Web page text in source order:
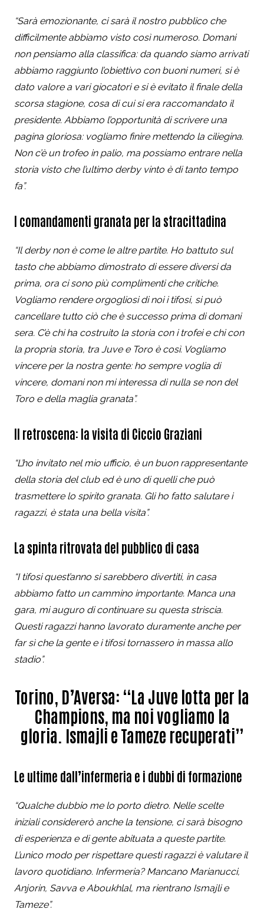
“Sarà emozionante, ci sarà il nostro pubblico che
difficilmente abbiamo visto così numeroso. Domani
non pensiamo alla classifica: da quando siamo arrivati
abbiamo raggiunto l’obiettivo con buoni numeri, si è
dato valore a vari giocatori e si è evitato il finale della
scorsa stagione, cosa di cui si era raccomandato il
presidente. Abbiamo l’opportunità di scrivere una
pagina gloriosa: vogliamo finire mettendo la ciliegina.
Non c’è un trofeo in palio, ma possiamo entrare nella
storia visto che l’ultimo derby vinto è di tanto tempo
fa”.
I comandamenti granata per la stracittadina
“Il derby non è come le altre partite. Ho battuto sul
tasto che abbiamo dimostrato di essere diversi da
prima, ora ci sono più complimenti che critiche.
Vogliamo rendere orgogliosi di noi i tifosi, si può
cancellare tutto ciò che è successo prima di domani
sera. C’è chi ha costruito la storia con i trofei e chi con
la propria storia, tra Juve e Toro è così. Vogliamo
vincere per la nostra gente: ho sempre voglia di
vincere, domani non mi interessa di nulla se non del
Toro e della maglia granata”.
Il retroscena: la visita di Ciccio Graziani
“L’ho invitato nel mio ufficio, è un buon rappresentante
della storia del club ed è uno di quelli che può
trasmettere lo spirito granata. Gli ho fatto salutare i
ragazzi, è stata una bella visita”.
La spinta ritrovata del pubblico di casa
“I tifosi quest’anno si sarebbero divertiti, in casa
abbiamo fatto un cammino importante. Manca una
gara, mi auguro di continuare su questa striscia.
Questi ragazzi hanno lavorato duramente anche per
far sì che la gente e i tifosi tornassero in massa allo
stadio”.
Torino, D’Aversa: “La Juve lotta per la
Champions, ma noi vogliamo la
gloria. Ismajli e Tameze recuperati”
Le ultime dall’infermeria e i dubbi di formazione
“Qualche dubbio me lo porto dietro. Nelle scelte
iniziali considererò anche la tensione, ci sarà bisogno
di esperienza e di gente abituata a queste partite.
L’unico modo per rispettare questi ragazzi è valutare il
lavoro quotidiano. Infermeria? Mancano Marianucci,
Anjorin, Savva e Aboukhlal, ma rientrano Ismajli e
Tameze”.